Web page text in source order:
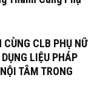
CLB PHỤ NỮ
LIỆU PHÁP
TÂM TRONG